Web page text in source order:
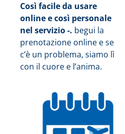
Così facile da usare
online e così personale
nel servizio -. begui la
prenotazione online e se
c’è un problema, siamo lì
con il cuore e l’anima.